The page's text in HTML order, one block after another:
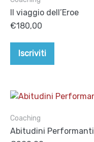
Il viaggio dell’Eroe
€180,00
Iscriviti
Coaching
Abitudini Performanti